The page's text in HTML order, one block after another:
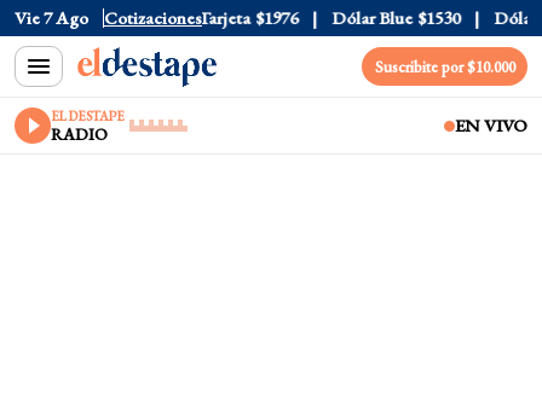
Vie 7 Ago Cotizaciones
$1520 Dólar Tarjeta $1976 Dólar Blue $1530 Dólar
Suscribite por $10.000
EL DESTAPE
RADIO EN VIVO